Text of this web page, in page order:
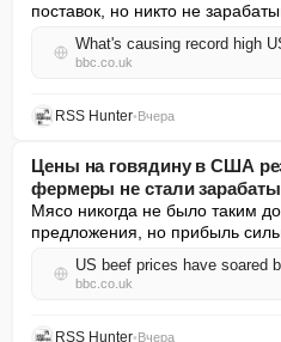
поставок, но никто не
What's causing record high
bbc.co.uk
RSS Hunter•Вчера
Цены на говядину в США
фермеры не стали
Мясо никогда не было таким
предложения, но прибыль
bbc.co.uk
RSS Hunter•Вчера